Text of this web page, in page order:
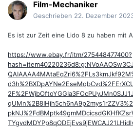
Film-Mechaniker
Geschrieben 22. Dezember
Es ist zur Zeit eine Lido 8 zu haben mit
https://www.ebay.fr/itm/275448477400?